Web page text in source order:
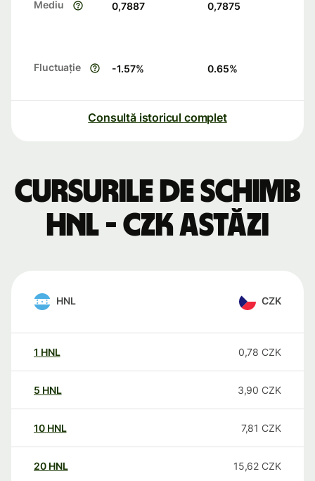
Mediu 0,7887 0,7875
Fluctuație -1.57% 0.65%
Consultă istoricul complet
Cursurile de schimb
HNL - CZK astăzi
HNL CZK
1 HNL 0,78 CZK
5 HNL 3,90 CZK
10 HNL 7,81 CZK
20 HNL 15,62 CZK